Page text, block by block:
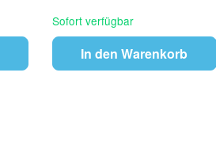
Sofort verfügbar
In den Warenkorb